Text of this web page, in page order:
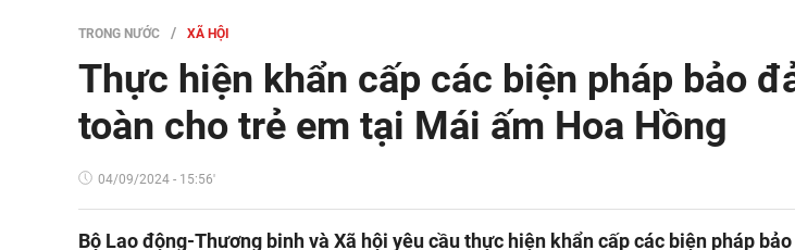
TRONG NƯỚC XÃ HỘI
Thực hiện khẩn cấp các biện pháp bảo
toàn cho trẻ em tại Mái ấm Hoa Hồng
04/09/2024 - 15:56'
Bộ Lao động-Thương binh và Xã hội yêu cầu thực hiện khẩn cấp các biện pháp